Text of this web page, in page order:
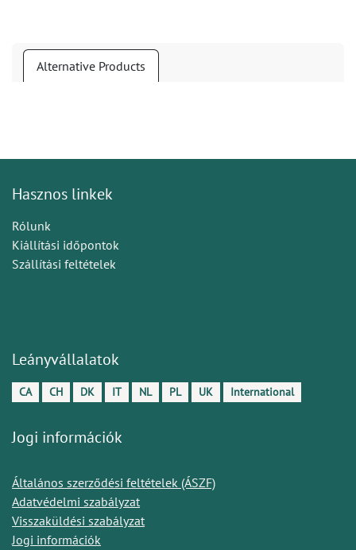
Alternative Products
Hasznos linkek
Rólunk
Kiállítási időpontok
Szállítási feltételek
Leányvállalatok
CA CH DK IT NL PL UK International
Jogi információk
Általános szerződési feltételek (ÁSZF)
Adatvédelmi szabályzat
Visszaküldési szabályzat
Jogi információk